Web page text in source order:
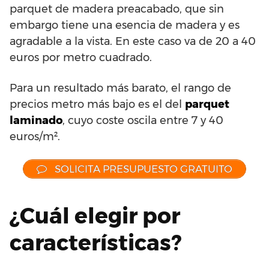
parquet de madera preacabado, que sin
embargo tiene una esencia de madera y es
agradable a la vista. En este caso va de 20 a 40
euros por metro cuadrado.
Para un resultado más barato, el rango de
precios metro más bajo es el del parquet
laminado, cuyo coste oscila entre 7 y 40
euros/m².
SOLICITA PRESUPUESTO GRATUITO
¿Cuál elegir por
características?